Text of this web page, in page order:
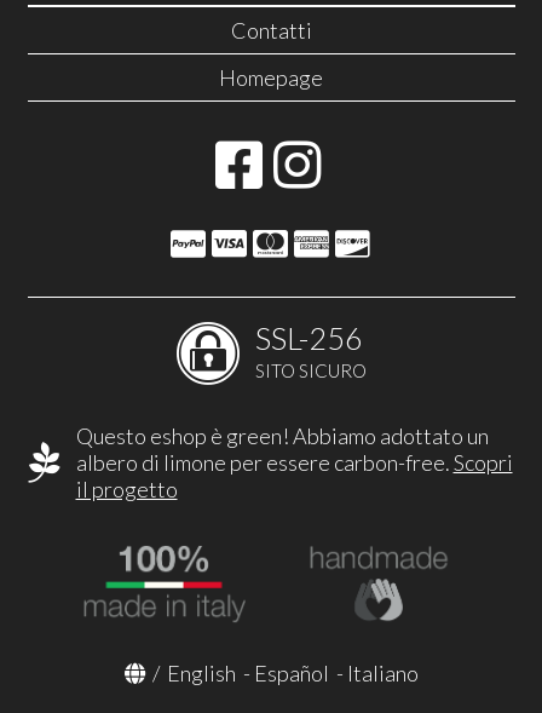
Contatti
Homepage
SSL-256
SITO SICURO
Questo eshop è green! Abbiamo adottato un
albero di limone per essere carbon-free.Scopri
il progetto
/ English - Español - Italiano